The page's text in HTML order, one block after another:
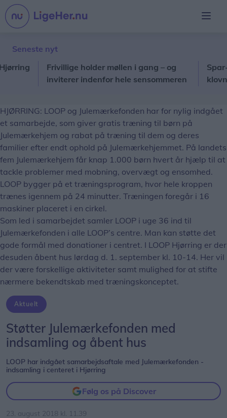
Seneste nyt
Frivillige holder møllen i gang – og
inviterer indenfor hele sensommeren
Spar-
HJØRRING: LOOP og Julemærkefonden har for nylig indgået
et samarbejde, som giver gratis træning til børn på
Julemærkehjem og rabat på træning til dem og deres
familier efter endt ophold på Julemærkehjemmet. På landets
fem Julemærkehjem får knap 1.000 børn hvert år hjælp til at
tackle problemer med mobning, overvægt og ensomhed.
LOOP bygger på et træningsprogram, hvor hele kroppen
trænes igennem på 24 minutter. Træningen foregår i 16
maskiner placeret i en cirkel.
Som led i samarbejdet samler LOOP i uge 36 ind til
Julemærkefonden i alle LOOP’s centre. Man kan støtte det
gode formål med donationer i centret. I LOOP Hjørring er der
desuden åbent hus lørdag d. 1. september kl. 10-14. Her vil
der være forskellige aktiviteter samt mulighed for at stifte
nærmere bekendtskab med træningskonceptet.
Aktuelt
Støtter Julemærkefonden med
indsamling og åbent hus
LOOP har indgået samarbejdsaftale med Julemærkefonden -
indsamling i centeret i Hjørring
Følg os på Discover
23. august 2018 kl. 11.39